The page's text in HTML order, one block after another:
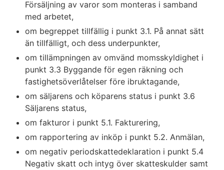
Försäljning av varor som monteras i samband
med arbetet,
om begreppet tillfällig i punkt 3.1. På annat sätt
än tillfälligt, och dess underpunkter,
om tillämpningen av omvänd momsskyldighet i
punkt 3.3 Byggande för egen räkning och
fastighetsöverlåtelser före ibruktagande,
om säljarens och köparens status i punkt 3.6
Säljarens status,
om fakturor i punkt 5.1. Fakturering,
om rapportering av inköp i punkt 5.2. Anmälan,
om negativ periodskattedeklaration i punkt 5.4
Negativ skatt och intyg över skatteskulder samt